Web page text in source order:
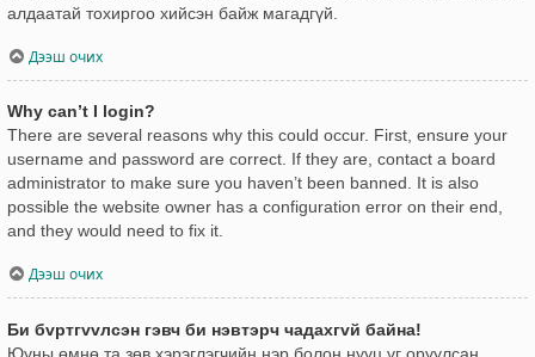
алдаатай тохиргоо хийсэн байж магадгүй.
Дээш очих
Why can’t I login?
There are several reasons why this could occur. First, ensure your
username and password are correct. If they are, contact a board
administrator to make sure you haven’t been banned. It is also
possible the website owner has a configuration error on their end,
and they would need to fix it.
Дээш очих
Би бvртгvvлсэн гэвч би нэвтэрч чадахгvй байна!
Юуны өмнө та зөв хэрэглэгчийн нэр болон нууц үг оруулсан